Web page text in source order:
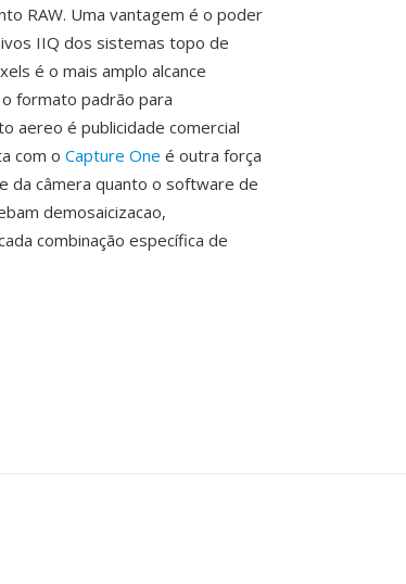
RAW. Uma vantagem é o poder
IIQ dos sistemas topo de
é o mais amplo alcance
formato padrão para
aereo é publicidade comercial
com o Capture One é outra força
da câmera quanto o software de
demosaicizacao,
combinação específica de